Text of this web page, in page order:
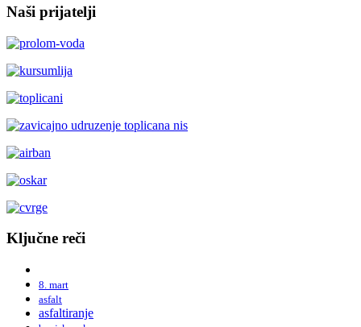
Naši prijatelji
Ključne reči
8. mart
asfalt
asfaltiranje